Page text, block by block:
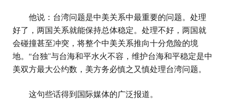
他说：台湾问题是中美关系中最重要的问题。处理
好了，两国关系就能保持总体稳定。处理不好，两国就
会碰撞甚至冲突，将整个中美关系推向十分危险的境
地。“台独”与台海和平水火不容，维护台海和平稳定是中
美双方最大公约数，美方务必慎之又慎处理台湾问题。
这句些话得到国际媒体的广泛报道。